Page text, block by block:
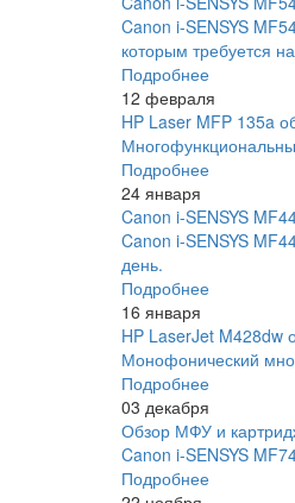
Canon i-SENSYS
которым требуется
Подробнее
12 февраля
HP Laser MFP 135a
Подробнее
24 января
Canon i-SENSYS
Canon i-SENSYS
день.
Подробнее
16 января
HP LaserJet M428dw
Монофонический
Подробнее
03 декабря
Обзор МФУ и
Canon i-SENSYS
Подробнее